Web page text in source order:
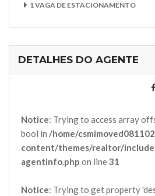
1 VAGA DE ESTACIONAMENTO
DETALHES DO AGENTE
Notice: Trying to access array
bool in /home/
content/themes/realtor/
agentinfo.php on line31
Notice: Trying to get property